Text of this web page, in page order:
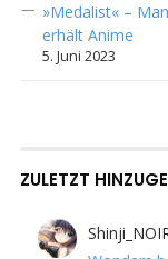
»Medalist« –
erhält Anime
5. Juni 2023
ZULETZT